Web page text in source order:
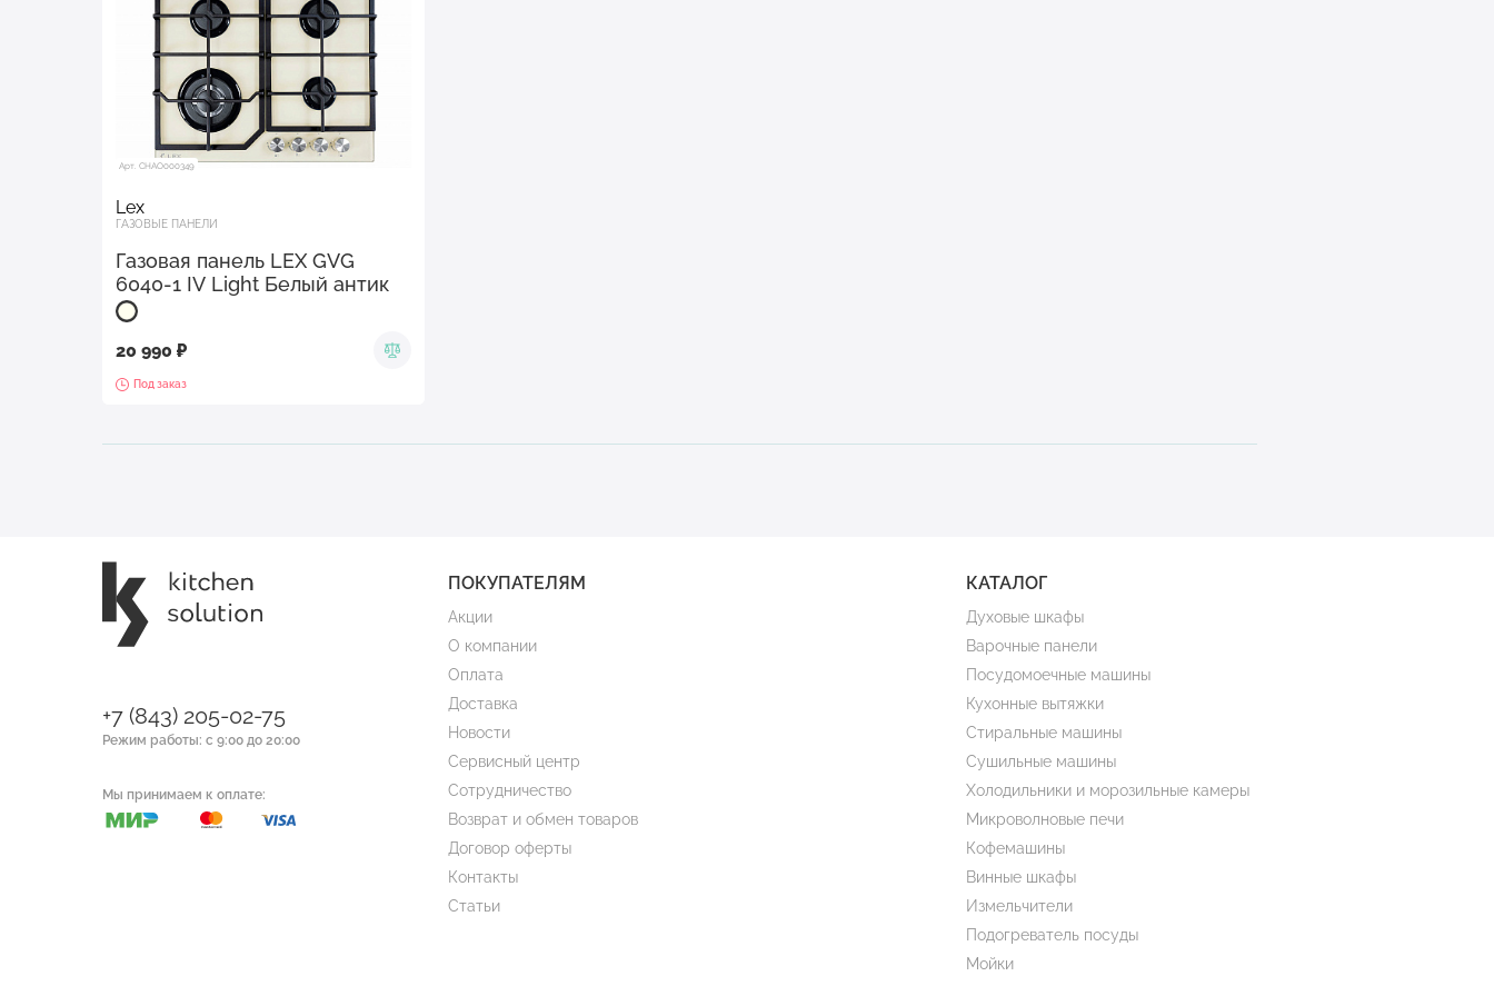
Арт. CHAO000349
Lex
ГАЗОВЫЕ ПАНЕЛИ
Газовая панель LEX GVG
6040-1 IV Light Белый антик
20 990 ₽
Под заказ
+7 (843) 205-02-75
Режим работы: с 9:00 до 20:00
Мы принимаем к оплате:
ПОКУПАТЕЛЯМ
Акции
О компании
Оплата
Доставка
Новости
Сервисный центр
Сотрудничество
Возврат и обмен товаров
Договор оферты
Контакты
Статьи
КАТАЛОГ
Духовые шкафы
Варочные панели
Посудомоечные машины
Кухонные вытяжки
Стиральные машины
Сушильные машины
Холодильники и морозильные камеры
Микроволновые печи
Кофемашины
Винные шкафы
Измельчители
Подогреватель посуды
Мойки